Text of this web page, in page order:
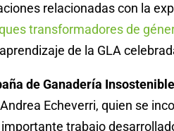
relacionadas con la
transformadores de
de la GLA
de Ganadería Insostenible
Echeverri, quien se
trabajo